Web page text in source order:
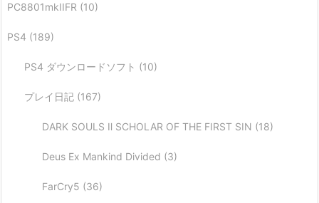
PC8801mkIIFR (10)
PS4 (189)
PS4 ダウンロードソフト (10)
プレイ日記 (167)
DARK SOULS Ⅱ SCHOLAR OF THE FIRST SIN (18)
Deus Ex Mankind Divided (3)
FarCry5 (36)